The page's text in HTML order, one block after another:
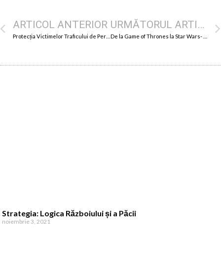
ARTICOL ANTERIOR URMĂTORUL ARTICOL
Strategia: Logica Războiului și a Păcii
noiembrie 3, 2021